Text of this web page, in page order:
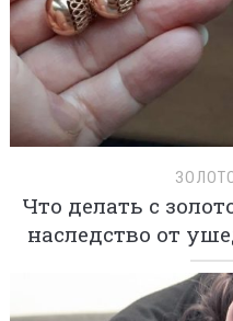
Что делать с
наследство от